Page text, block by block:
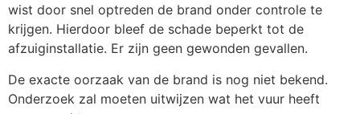
wist door snel optreden de brand onder controle te
krijgen. Hierdoor bleef de schade beperkt tot de
afzuiginstallatie. Er zijn geen gewonden gevallen.
De exacte oorzaak van de brand is nog niet bekend.
Onderzoek zal moeten uitwijzen wat het vuur heeft